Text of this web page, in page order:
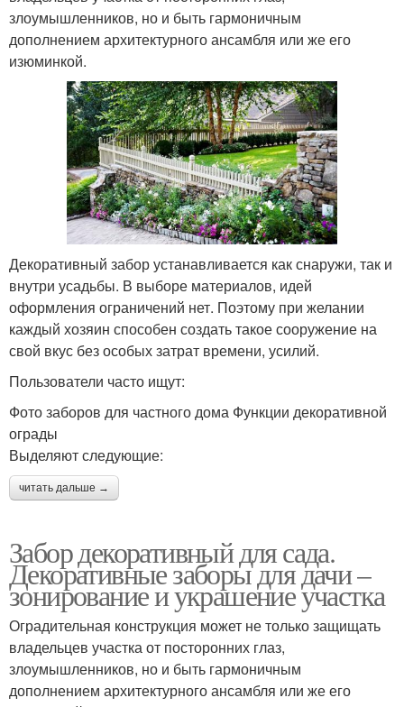
злоумышленников, но и быть гармоничным
дополнением архитектурного ансамбля или же его
изюминкой.
Декоративный забор устанавливается как снаружи, так и
внутри усадьбы. В выборе материалов, идей
оформления ограничений нет. Поэтому при желании
каждый хозяин способен создать такое сооружение на
свой вкус без особых затрат времени, усилий.
Пользователи часто ищут:
Фото заборов для частного дома Функции декоративной
ограды
Выделяют следующие:
читать дальше →
Забор декоративный для сада.
Декоративные заборы для дачи –
зонирование и украшение участка
Оградительная конструкция может не только защищать
владельцев участка от посторонних глаз,
злоумышленников, но и быть гармоничным
дополнением архитектурного ансамбля или же его